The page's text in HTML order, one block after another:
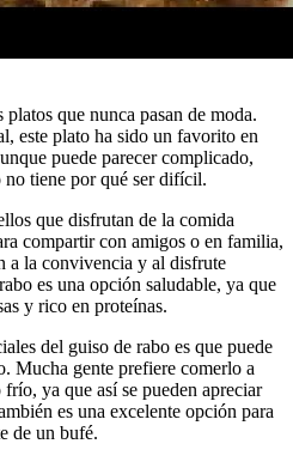
que nunca pasan de moda.
este plato ha sido un favorito en
puede parecer complicado,
no tiene por qué ser difícil.
que disfrutan de la comida
compartir con amigos o en familia,
a la convivencia y al disfrute
es una opción saludable, ya que
y rico en proteínas.
del guiso de rabo es que puede
Mucha gente prefiere comerlo a
ya que así se pueden apreciar
es una excelente opción para
de un bufé.